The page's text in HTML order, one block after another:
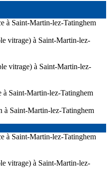
à Saint-Martin-lez-Tatinghem
vitrage) à Saint-Martin-lez-
vitrage) à Saint-Martin-lez-
à Saint-Martin-lez-Tatinghem
à Saint-Martin-lez-Tatinghem
à Saint-Martin-lez-Tatinghem
vitrage) à Saint-Martin-lez-